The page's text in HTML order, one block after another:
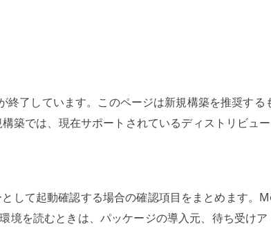
ち
け
確
認
了しています。このページは新規構築を推奨す
築では、現在サポートされているディストリビュ
して起動確認する場合の確認項目をまとめます。
境を読むときは、パッケージの導入元、待ち受け